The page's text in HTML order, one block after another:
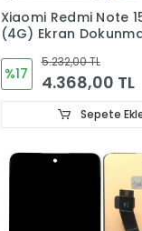
Xiaomi Redmi Note
(4G) Ekran
%17
5.232,00 TL
4.368,00 TL
Sepete